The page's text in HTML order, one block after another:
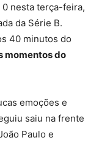
0 nesta terça-feira,
da Série B.
40 minutos do
momentos do
emoções e
saiu na frente
Paulo e